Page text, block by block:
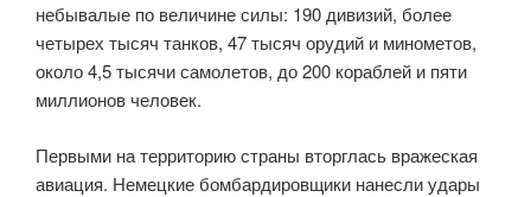
небывалые по величине силы: 190 дивизий, более
четырех тысяч танков, 47 тысяч орудий и минометов,
около 4,5 тысячи самолетов, до 200 кораблей и пяти
миллионов человек.
Первыми на территорию страны вторглась вражеская
авиация. Немецкие бомбардировщики нанесли удары